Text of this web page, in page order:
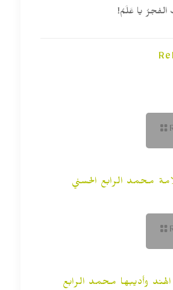
الفجرُ يا عَلَمُ!
محمد الرابع الحسني
وأديبها محمد الرابع